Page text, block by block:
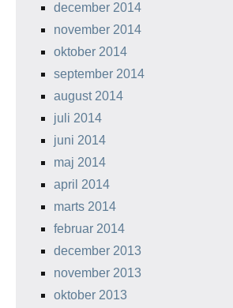
december 2014
november 2014
oktober 2014
september 2014
august 2014
juli 2014
juni 2014
maj 2014
april 2014
marts 2014
februar 2014
december 2013
november 2013
oktober 2013